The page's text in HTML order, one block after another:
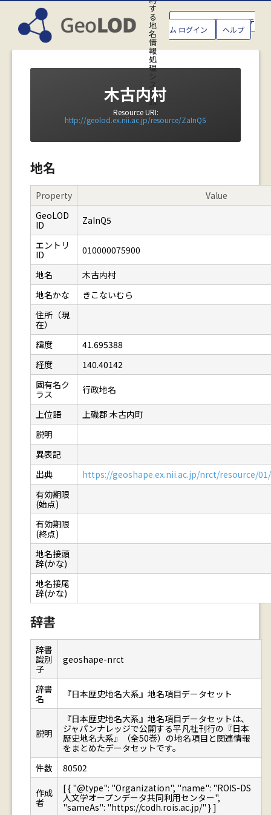
す
る
地
名
情
報
処
理
シ
ス
テ
ム
GeoLOD地名管理システ
ム ログイン ヘルプ
木古内村
Resource URI:
http://geolod.ex.nii.ac.jp/resource/ZaInQ5
地名
Property
Value
GeoLOD
ID
ZaInQ5
エントリ
ID
010000075900
地名
木古内村
地名かな
きこないむら
住所（現
在）
緯度
41.695388
経度
140.40142
固有名ク
ラス
行政地名
上位語
上磯郡 木古内町
説明
異表記
出典
https://geoshape.ex.nii.ac.jp/nrct/resource/
有効期限
(始点)
有効期限
(終点)
地名接頭
辞(かな)
地名接尾
辞(かな)
辞書
辞書
識別
子
geoshape-nrct
辞書
名
『日本歴史地名大系』地名項目データセット
説明
『日本歴史地名大系』地名項目データセットは、
ジャパンナレッジで公開する平凡社刊行の『日本
歴史地名大系』（全50巻）の地名項目と関連情報
をまとめたデータセットです。
件数
80502
作成
者
[ { "@type": "Organization", "name": "ROIS-DS
人文学オープンデータ共同利用センター",
"sameAs": "https://codh.rois.ac.jp/" } ]